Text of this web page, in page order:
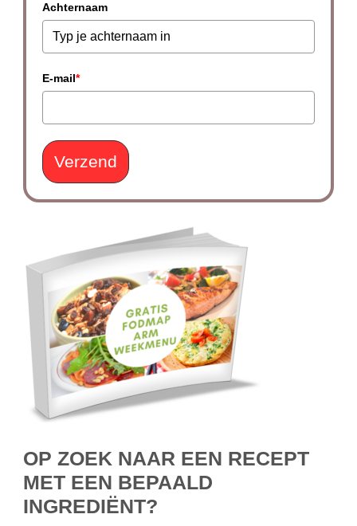
Achternaam
E-mail*
Verzend
OP ZOEK NAAR EEN RECEPT
MET EEN BEPAALD
INGREDIËNT?